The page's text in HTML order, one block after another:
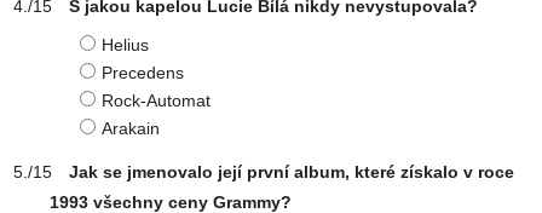
S jakou kapelou Lucie Bílá nikdy nevystupovala?
Helius
Precedens
Rock-Automat
Arakain
Jak se jmenovalo její první album, které získalo v roce
1993 všechny ceny Grammy?